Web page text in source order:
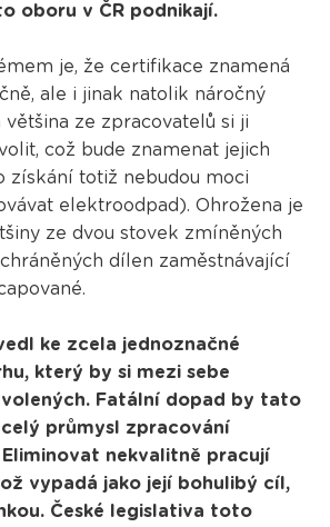
oboru v ČR podnikají.
je, že certifikace znamená
ale i jinak natolik náročný
většina ze zpracovatelů si ji
což bude znamenat jejich
získání totiž nebudou moci
elektroodpad). Ohrožena je
ze dvou stovek zmíněných
dílen zaměstnávající
ke zcela jednoznačné
který by si mezi sebe
Fatální dopad by tato
průmysl zpracování
nekvalitně pracují
vypadá jako její bohulibý cíl,
České legislativa toto